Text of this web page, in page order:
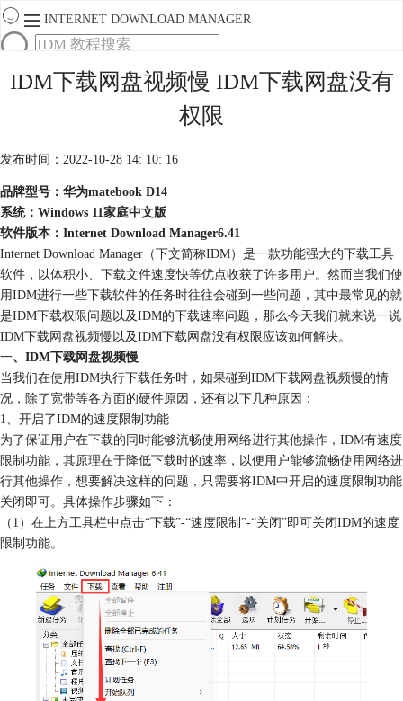
INTERNET DOWNLOAD MANAGER
首页
产品
购买
IDM下载网盘视频慢 IDM下载网盘没有
权限
发布时间：2022-10-28 14: 10: 16
品牌型号：华为matebook D14
系统：Windows 11家庭中文版
软件版本：Internet Download Manager6.41
Internet Download Manager（下文简称IDM）是一款功能强大的下载工具
软件，以体积小、下载文件速度快等优点收获了许多用户。然而当我们使
用IDM进行一些下载软件的任务时往往会碰到一些问题，其中最常见的就
是IDM下载权限问题以及IDM的下载速率问题，那么今天我们就来说一说
IDM下载网盘视频慢以及IDM下载网盘没有权限应该如何解决。
一、IDM下载网盘视频慢
当我们在使用IDM执行下载任务时，如果碰到IDM下载网盘视频慢的情
况，除了宽带等各方面的硬件原因，还有以下几种原因：
1、开启了IDM的速度限制功能
为了保证用户在下载的同时能够流畅使用网络进行其他操作，IDM有速度
限制功能，其原理在于降低下载时的速率，以便用户能够流畅使用网络进
行其他操作，想要解决这样的问题，只需要将IDM中开启的速度限制功能
关闭即可。具体操作步骤如下：
（1）在上方工具栏中点击“下载”-“速度限制”-“关闭”即可关闭IDM的速度
限制功能。